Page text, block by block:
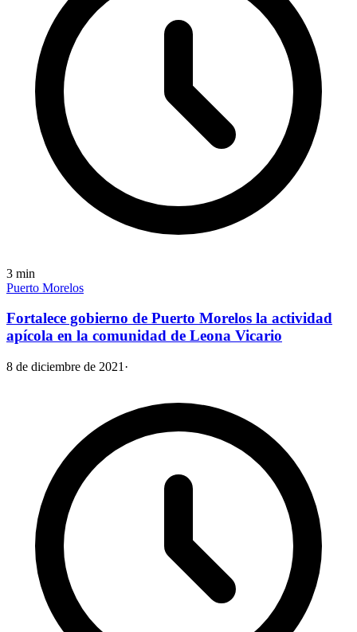
3 min
Puerto Morelos
Fortalece gobierno de Puerto Morelos la actividad
apícola en la comunidad de Leona Vicario
8 de diciembre de 2021 ·